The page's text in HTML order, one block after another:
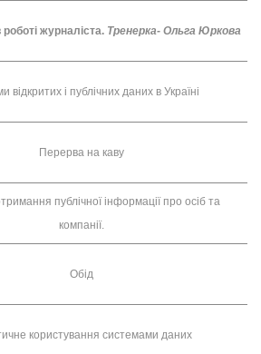
роботі журналіста. Тренерка- Ольга Юркова
відкритих і публічних даних в Україні
Перерва на каву
публічної інформації про осіб та
компанії.
Обід
користування системами даних